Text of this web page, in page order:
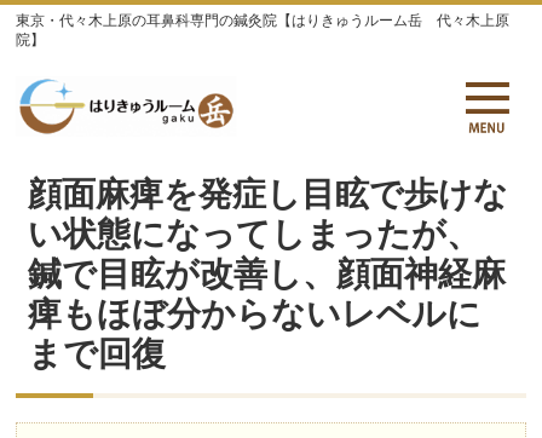
東京・代々木上原の耳鼻科専門の鍼灸院【はりきゅうルーム岳 代々木上原
院】
顔面麻痺を発症し目眩で歩けな
い状態になってしまったが、
鍼で目眩が改善し、顔面神経麻
痺もほぼ分からないレベルに
まで回復